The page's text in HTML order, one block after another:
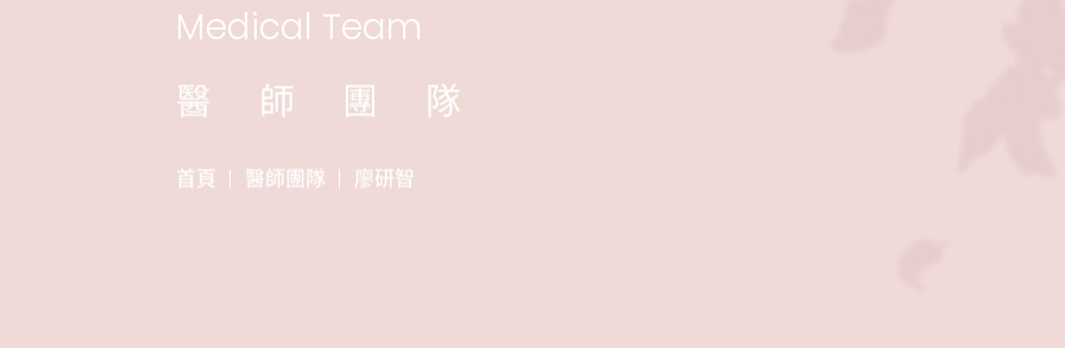
Medical Team
醫師團隊
首頁 醫師團隊 廖研智